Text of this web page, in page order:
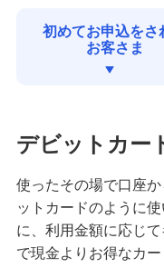
みずほダイレクト
みずほプレミアムク
ローン
住宅ローン・カードローン
初めてお申込をさ
お客さま
デビットカー
使ったその場で口座
ットカードのように
に、利用金額に応じ
で現金よりお得なカー